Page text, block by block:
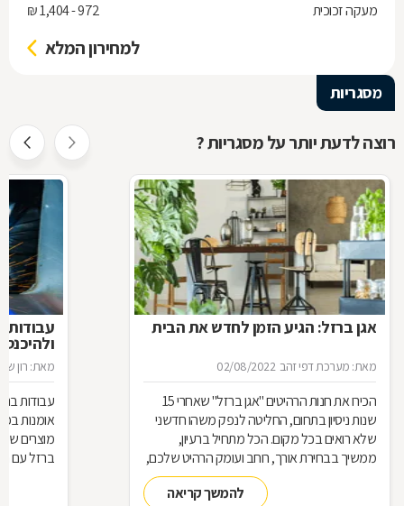
מעקה זכוכית
972 - 1,404 ₪
למחירון המלא
מסגריות
רוצה לדעת יותר על מסגריות ?
אגן ברזל: הגיע הזמן לחדש את הבית
מאת: מערכת דפי זהב 02/08/2022
הכירו את חנות הרהיטים ''אגן ברזל'' שאחרי 15
שנות ניסיון בתחום, החליטה לנפק משהו חדשני
שלא רואים בכל מקום. הכל מתחיל ברעיון,
ממשיך בבחירת אורך, רוחב ועומק הרהיט שלכם,
ממשיך בייצור מקורי ממיטב חומרי הגלם ומסתיים
ביצירת הפתרון המרשים והמעשי ביותר עבורכם
להמשך קריאה
עבודות
מאת: רון
עבודות
אומנות
מוצרים
ברזל עם